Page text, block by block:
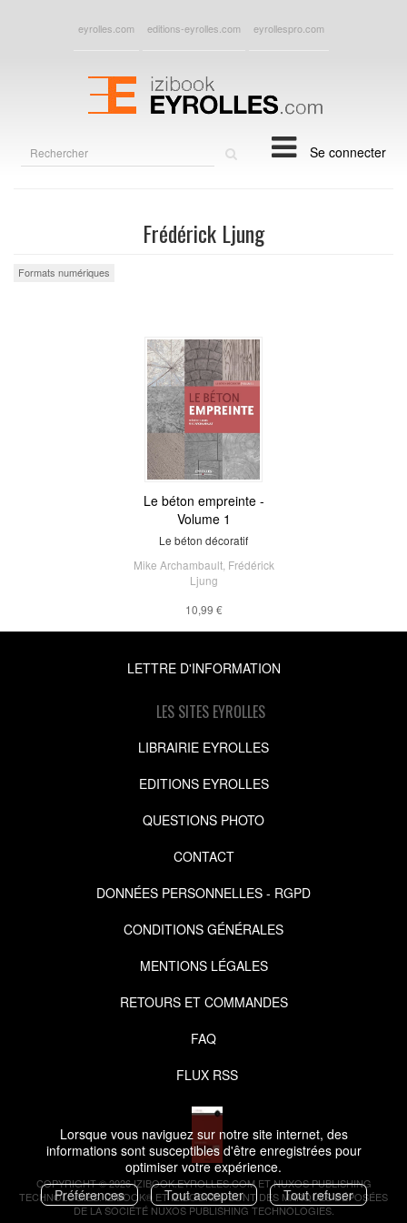
Lorsque vous naviguez sur notre site internet, des
informations sont susceptibles d'être enregistrées pour
optimiser votre expérience.
Préférences
Tout accepter Tout refuser
eyrolles.com editions-eyrolles.com eyrollespro.com
Se connecter
Frédérick Ljung
Formats numériques
Le béton empreinte -
Volume 1
Le béton décoratif
Mike Archambault, Frédérick
Ljung
10,99 €
LETTRE D'INFORMATION
LES SITES EYROLLES
LIBRAIRIE EYROLLES
EDITIONS EYROLLES
QUESTIONS PHOTO
CONTACT
DONNÉES PERSONNELLES - RGPD
CONDITIONS GÉNÉRALES
MENTIONS LÉGALES
RETOURS ET COMMANDES
FAQ
FLUX RSS
COPYRIGHT © 2026 IZIBOOK.EYROLLES.COM ET NUXOS PUBLISHING
TECHNOLOGIES.IZIBOOK® ETIZIBOOKS®SONT DES MARQUES DÉPOSÉES
DE LA SOCIÉTÉ NUXOS PUBLISHING TECHNOLOGIES.